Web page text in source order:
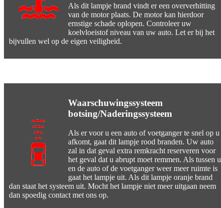
Als dit lampje brand vindt er een oververhitting
van de motor plaats. De motor kan hierdoor
ernstige schade oplopen. Controleer uw
koelvloeistof niveau van uw auto. Let er bij het
bijvullen wel op de eigen veiligheid.
Waarschuwingssysteem
botsing/Naderingssysteem
Als er voor u een auto of voetganger te snel op u
afkomt, gaat dit lampje rood branden. Uw auto
zal in dat geval extra remkracht reserveren voor
het geval dat u abrupt moet remmen. Als tussen u
en de auto of de voetganger weer meer ruimte is
gaat het lampje uit. Als dit lampje oranje brand
dan staat het systeem uit. Mocht het lampje niet meer uitgaan neem
dan spoedig contact met ons op.